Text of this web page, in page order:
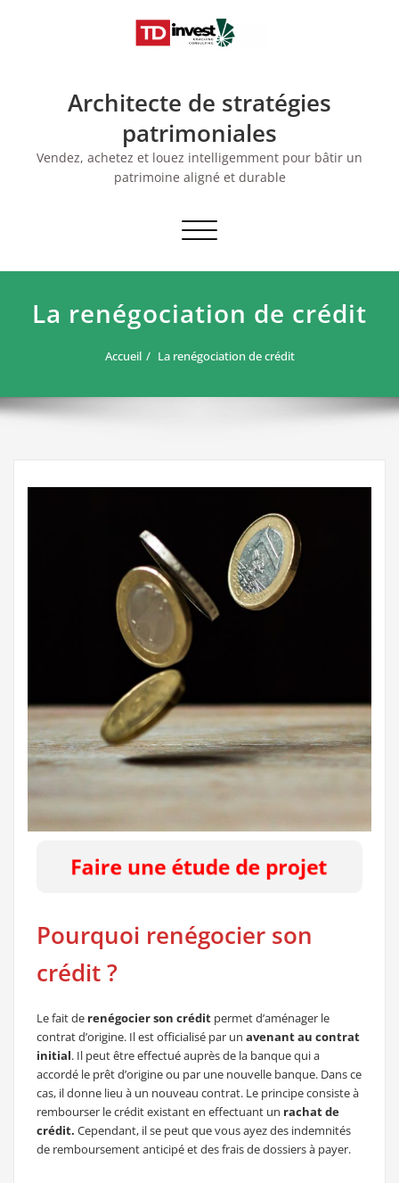
Architecte de stratégies
patrimoniales
Vendez, achetez et louez intelligemment pour bâtir un
patrimoine aligné et durable
Afficher/masquer
navigation
La renégociation de crédit
Accueil La renégociation de crédit
Pourquoi renégocier son
crédit ?
Le fait de renégocier son crédit permet d’aménager le
contrat d’origine. Il est officialisé par un avenant au contrat
initial. Il peut être effectué auprès de la banque qui a
accordé le prêt d’origine ou par une nouvelle banque. Dans ce
cas, il donne lieu à un nouveau contrat. Le principe consiste à
rembourser le crédit existant en effectuant un rachat de
crédit. Cependant, il se peut que vous ayez des indemnités
de remboursement anticipé et des frais de dossiers à payer.